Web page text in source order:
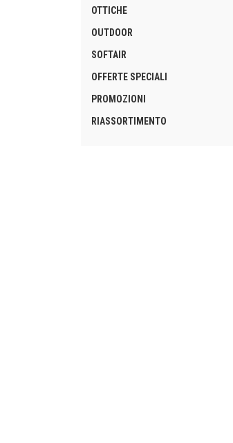
OTTICHE
OUTDOOR
SOFTAIR
OFFERTE SPECIALI
PROMOZIONI
RIASSORTIMENTO